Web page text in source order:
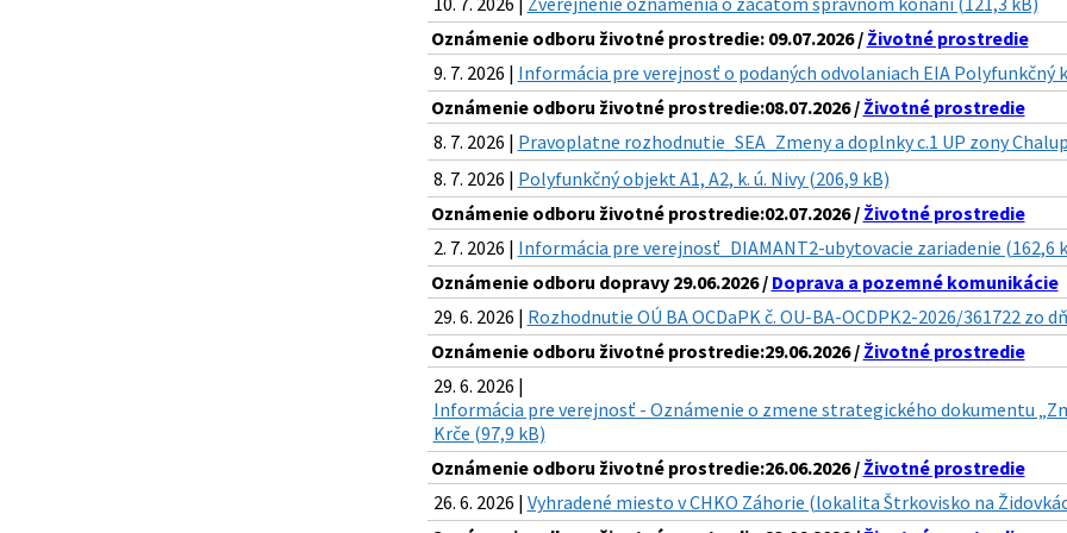
Oznámenie odboru životné prostredie: 09.07.2026 / Životné prostredie
9. 7. 2026 | Informácia pre verejnosť o podaných odvolaniach EIA Polyfunkčný
Oznámenie odboru životné prostredie:08.07.2026 / Životné prostredie
8. 7. 2026 | Pravoplatne rozhodnutie_SEA_Zmeny a doplnky c.1 UP zony
8. 7. 2026 | Polyfunkčný objekt A1, A2, k. ú. Nivy (206,9 kB)
Oznámenie odboru životné prostredie:02.07.2026 / Životné prostredie
2. 7. 2026 | Informácia pre verejnosť_DIAMANT2-ubytovacie zariadenie (162,6
Oznámenie odboru dopravy 29.06.2026 / Doprava a pozemné komunikácie
29. 6. 2026 | Rozhodnutie OÚ BA OCDaPK č. OU-BA-OCDPK2-2026/361722 zo
Oznámenie odboru životné prostredie:29.06.2026 / Životné prostredie
29. 6. 2026 |
Informácia pre verejnosť - Oznámenie o zmene strategického dokumentu
Krče (97,9 kB)
Oznámenie odboru životné prostredie:26.06.2026 / Životné prostredie
26. 6. 2026 | Vyhradené miesto v CHKO Záhorie (lokalita Štrkovisko na